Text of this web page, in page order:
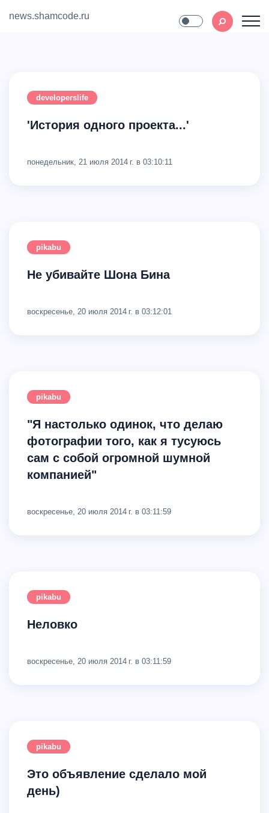
news.shamcode.ru
developerslife
'История одного проекта...'
понедельник, 21 июля 2014 г. в 03:10:11
pikabu
Не убивайте Шона Бина
воскресенье, 20 июля 2014 г. в 03:12:01
pikabu
"Я настолько одинок, что делаю
фотографии того, как я тусуюсь
сам с собой огромной шумной
компанией"
воскресенье, 20 июля 2014 г. в 03:11:59
pikabu
Неловко
воскресенье, 20 июля 2014 г. в 03:11:59
pikabu
Это объявление сделало мой
день)